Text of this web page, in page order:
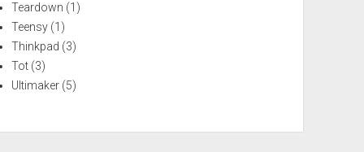
Teardown (1)
Teensy (1)
Thinkpad (3)
Tot (3)
Ultimaker (5)